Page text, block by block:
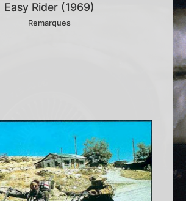
Easy Rider (1969)
Remarques